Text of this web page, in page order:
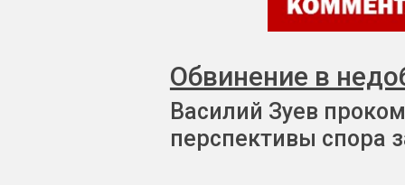
Обвинение в
Василий Зуев
перспективы спора